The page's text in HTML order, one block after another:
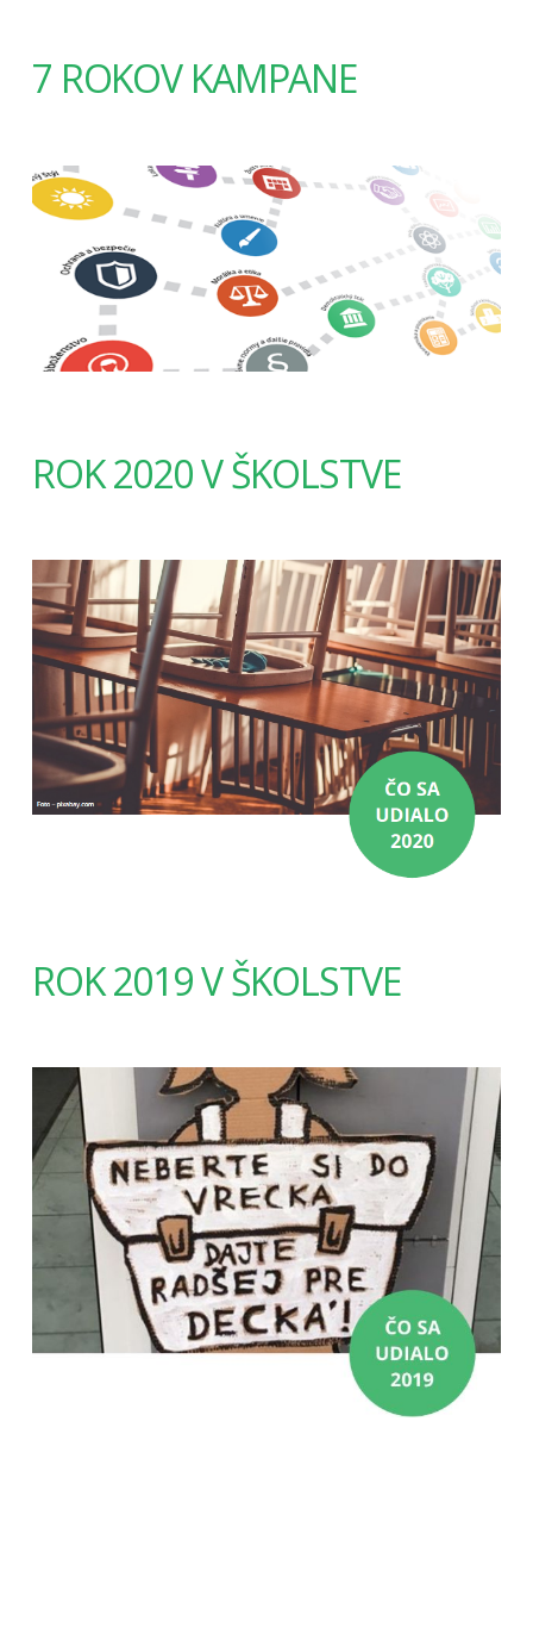
7 ROKOV KAMPANE
ROK 2020 V ŠKOLSTVE
ROK 2019 V ŠKOLSTVE